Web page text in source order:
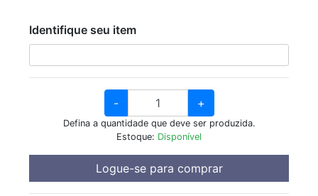
Identifique seu item
- +
Defina a quantidade que deve ser produzida.
Estoque: Disponível
Logue-se para comprar